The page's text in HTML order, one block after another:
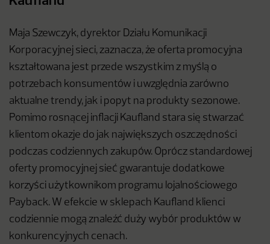
Maja Szewczyk, dyrektor Działu Komunikacji
Korporacyjnej sieci, zaznacza, że oferta promocyjna
kształtowana jest przede wszystkim z myślą o
potrzebach konsumentów i uwzględnia zarówno
aktualne trendy, jak i popyt na produkty sezonowe.
Pomimo rosnącej inflacji Kaufland stara się stwarzać
klientom okazje do jak największych oszczędności
podczas codziennych zakupów. Oprócz standardowej
oferty promocyjnej sieć gwarantuje dodatkowe
korzyści użytkownikom programu lojalnościowego
Payback. W efekcie w sklepach Kaufland klienci
codziennie mogą znaleźć duży wybór produktów w
konkurencyjnych cenach.